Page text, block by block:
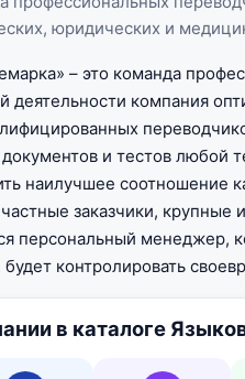
юридических и
– это команда
деятельности компания
и тестов любой
наилучшее соотношение
заказчики,
персональный менеджер,
будет контролировать
в каталоге